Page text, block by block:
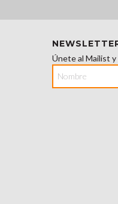
Únete al Mailist